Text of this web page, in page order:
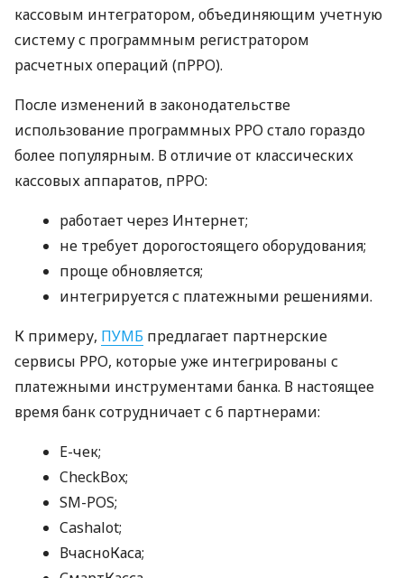
кассовым интегратором, объединяющим учетную
систему с программным регистратором
расчетных операций (пРРО).
После изменений в законодательстве
использование программных РРО стало гораздо
более популярным. В отличие от классических
кассовых аппаратов, пРРО:
работает через Интернет;
не требует дорогостоящего оборудования;
проще обновляется;
интегрируется с платежными решениями.
К примеру, ПУМБ предлагает партнерские
сервисы РРО, которые уже интегрированы с
платежными инструментами банка. В настоящее
время банк сотрудничает с 6 партнерами:
E-чек;
CheckBox;
SM-POS;
Cashalot;
ВчасноКаса;